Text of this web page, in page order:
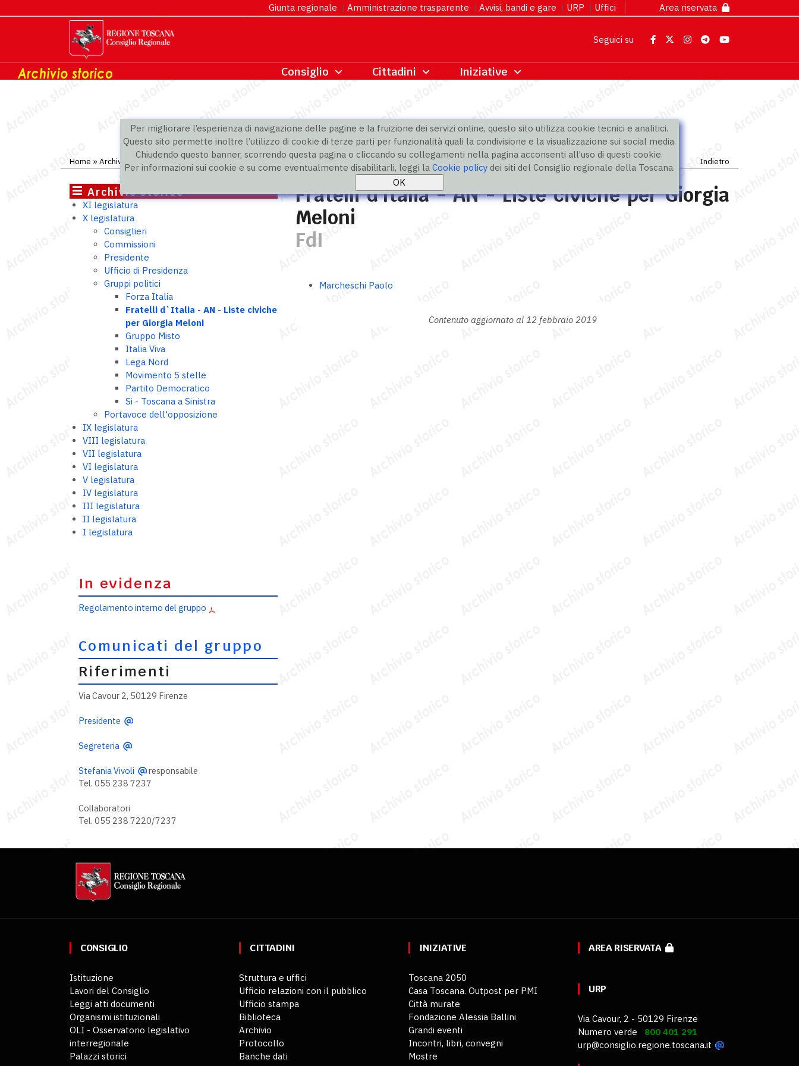
Per migliorare l’esperienza di navigazione delle pagine e la fruizione dei servizi online, questo sito utilizza cookie tecnici e analitici.
Questo sito permette inoltre l’utilizzo di cookie di terze parti per funzionalità quali la condivisione e la visualizzazione sui social media.
Chiudendo questo banner, scorrendo questa pagina o cliccando su collegamenti nella pagina acconsenti all’uso di questi cookie.
Per informazioni sui cookie e su come eventualmente disabilitarli, leggi la Cookie policydei siti del Consiglio regionale della Toscana.
Giunta regionale | Amministrazione trasparente | Avvisi, bandi e gare | URP | Uffici Area riservata
Seguici su
Home » Archivio storico»X legislatura »Gruppi politici » Fratelli d`Italia - AN - Liste civiche per Giorgia Meloni Indietro
Archivio storico
XI legislatura
X legislatura
Consiglieri
Commissioni
Presidente
Ufficio di Presidenza
Gruppi politici
Forza Italia
Fratelli d`Italia - AN - Liste civiche
per Giorgia Meloni
Gruppo Misto
Italia Viva
Lega Nord
Movimento 5 stelle
Partito Democratico
Si - Toscana a Sinistra
Portavoce dell'opposizione
IX legislatura
VIII legislatura
VII legislatura
VI legislatura
V legislatura
IV legislatura
III legislatura
II legislatura
I legislatura
In evidenza
Regolamento interno del gruppo
Comunicati del gruppo
Riferimenti
Via Cavour 2, 50129 Firenze
Presidente
Segreteria
Stefania Vivoli
responsabile
Tel. 055 238 7237
Collaboratori
Tel. 055 238 7220/7237
Fratelli d'Italia - AN - Liste civiche per Giorgia
Meloni
FdI
Marcheschi Paolo
Contenuto aggiornato al 12 febbraio 2019
CONSIGLIO
Istituzione
Lavori del Consiglio
Leggi atti documenti
Organismi istituzionali
OLI - Osservatorio legislativo
interregionale
Palazzi storici
CITTADINI
Struttura e uffici
Ufficio relazioni con il pubblico
Ufficio stampa
Biblioteca
Archivio
Protocollo
Banche dati
INIZIATIVE
Toscana 2050
Casa Toscana. Outpost per PMI
Città murate
Fondazione Alessia Ballini
Grandi eventi
Incontri, libri, convegni
Mostre
AREA RISERVATA
URP
Via Cavour, 2 - 50129 Firenze
Numero verde 800 401 291
urp@consiglio.regione.toscana.it